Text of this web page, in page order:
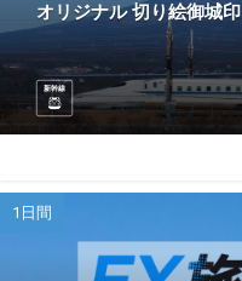
オリジナル 切り絵御城印
新幹線
1日間